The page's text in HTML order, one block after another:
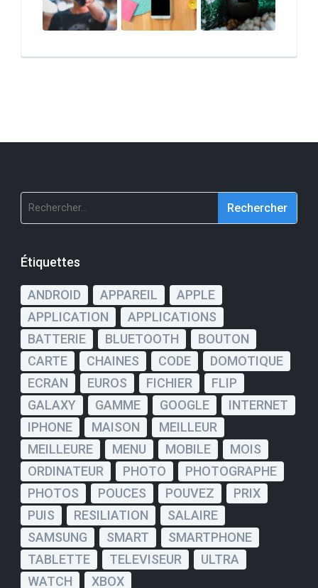
Rechercher :
Étiquettes
ANDROID APPAREIL
APPLE
APPLICATION
APPLICATIONS
BATTERIE
BLUETOOTH
BOUTON
CARTE
CHAINES CODE
DOMOTIQUE
ECRAN
EUROS FICHIER
FLIP
GALAXY
GAMME GOOGLE
INTERNET
IPHONE
MAISON
MEILLEUR
MEILLEURE
MENU MOBILE
MOIS
ORDINATEUR
PHOTO
PHOTOGRAPHE
PHOTOS
POUCES POUVEZ
PRIX
PUIS
RESILIATION
SALAIRE
SAMSUNG
SMART
SMARTPHONE
TABLETTE
TELEVISEUR
ULTRA
WATCH
XBOX